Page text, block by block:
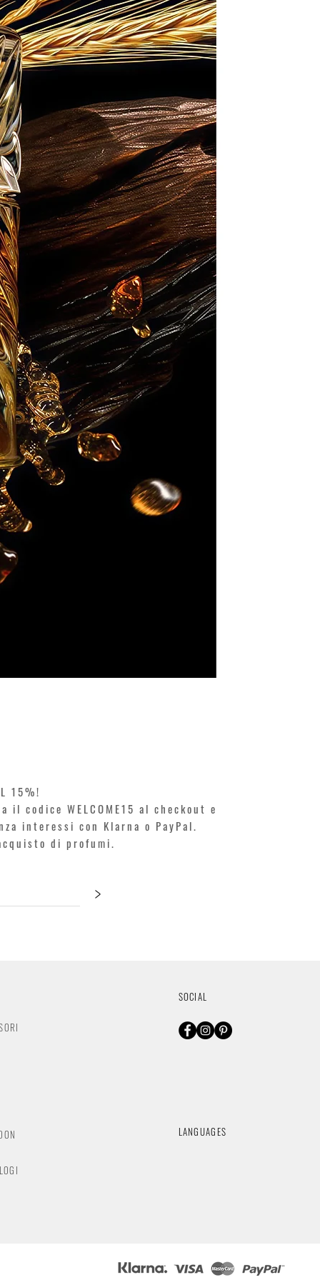
15%!
WELCOME15 al checkout e
interessi con Klarna o PayPal.
di profumi.
>
SOCIAL
LANGUAGES